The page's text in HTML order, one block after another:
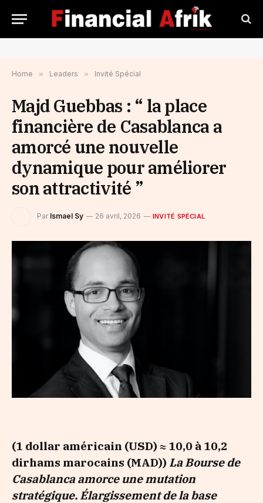
Home » Leaders » Invité Spécial
Majd Guebbas : “ la place
financière de Casablanca a
amorcé une nouvelle
dynamique pour améliorer
son attractivité ”
Par Ismael Sy 26 avril, 2026 INVITÉ SPÉCIAL
(1 dollar américain (USD) ≈ 10,0 à 10,2
dirhams marocains (MAD)) La Bourse de
Casablanca amorce une mutation
stratégique. Élargissement de la base